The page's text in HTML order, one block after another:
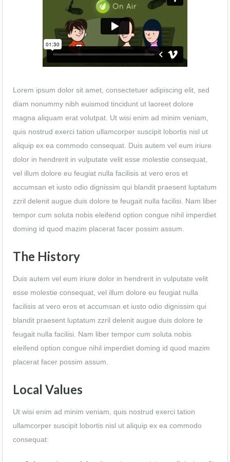
Lorem ipsum dolor sit amet, consectetuer adipiscing elit, sed
diam nonummy nibh euismod tincidunt ut laoreet dolore
magna aliquam erat volutpat. Ut wisi enim ad minim veniam,
quis nostrud exerci tation ullamcorper suscipit lobortis nisl ut
aliquip ex ea commodo consequat. Duis autem vel eum iriure
dolor in hendrerit in vulputate velit esse molestie consequat,
vel illum dolore eu feugiat nulla facilisis at vero eros et
accumsan et iusto odio dignissim qui blandit praesent luptatum
zzril delenit augue duis dolore te feugait nulla facilisi. Nam liber
tempor cum soluta nobis eleifend option congue nihil imperdiet
doming id quod mazim placerat facer possim assum.
The History
Duis autem vel eum iriure dolor in hendrerit in vulputate velit
esse molestie consequat, vel illum dolore eu feugiat nulla
facilisis at vero eros et accumsan et iusto odio dignissim qui
blandit praesent luptatum zzril delenit augue duis dolore te
feugait nulla facilisi. Nam liber tempor cum soluta nobis
eleifend option congue nihil imperdiet doming id quod mazim
placerat facer possim assum.
Local Values
Ut wisi enim ad minim veniam, quis nostrud exerci tation
ullamcorper suscipit lobortis nisl ut aliquip ex ea commodo
consequat: